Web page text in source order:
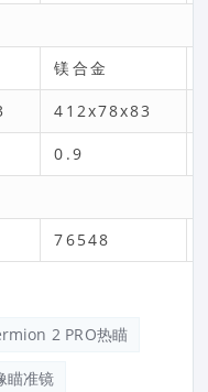
镁合金
412x78x83
0.9
76548
2 PRO热瞄
瞄准镜